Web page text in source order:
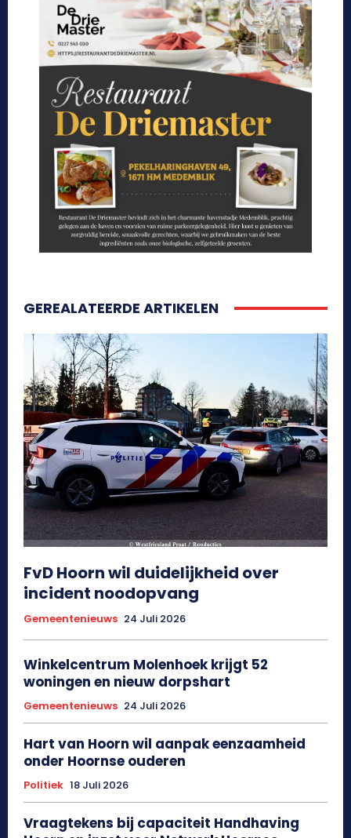
GEREALATEERDE ARTIKELEN
FvD Hoorn wil duidelijkheid over
incident noodopvang
Gemeentenieuws 24 Juli 2026
Winkelcentrum Molenhoek krijgt 52
woningen en nieuw dorpshart
Gemeentenieuws 24 Juli 2026
Hart van Hoorn wil aanpak eenzaamheid
onder Hoornse ouderen
Politiek 18 Juli 2026
Vraagtekens bij capaciteit Handhaving